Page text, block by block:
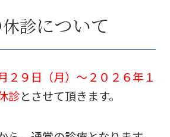
休診について
２９日（月）～２０２６年１
診とさせて頂きます。